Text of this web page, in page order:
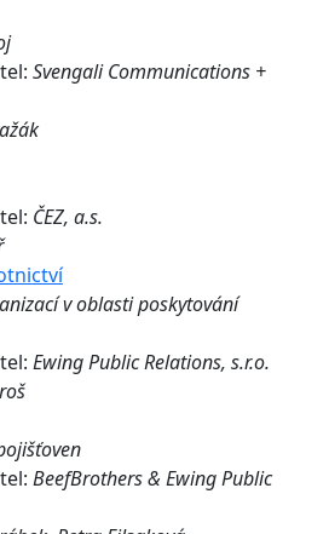
Svengali Communications +
ČEZ, a.s.
v oblasti poskytování
Ewing Public Relations, s.r.o.
BeefBrothers & Ewing Public